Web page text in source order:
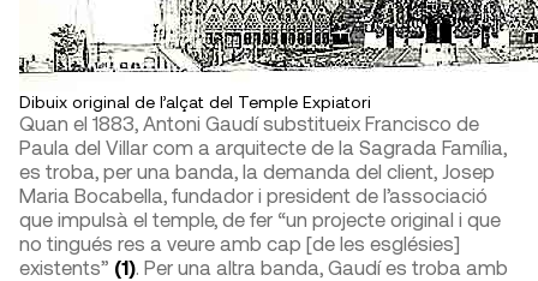
Dibuix original de l’alçat del Temple Expiatori
Quan el 1883, Antoni Gaudí substitueix Francisco de
Paula del Villar com a arquitecte de la Sagrada Família,
es troba, per una banda, la demanda del client, Josep
Maria Bocabella, fundador i president de l’associació
que impulsà el temple, de fer “un projecte original i que
no tingués res a veure amb cap [de les esglésies]
existents” (1). Per una altra banda, Gaudí es troba amb